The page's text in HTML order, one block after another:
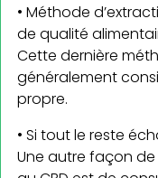
• Méthode
de qualité
Cette dernière
généralement
propre.
• Si tout le reste
Une autre façon de